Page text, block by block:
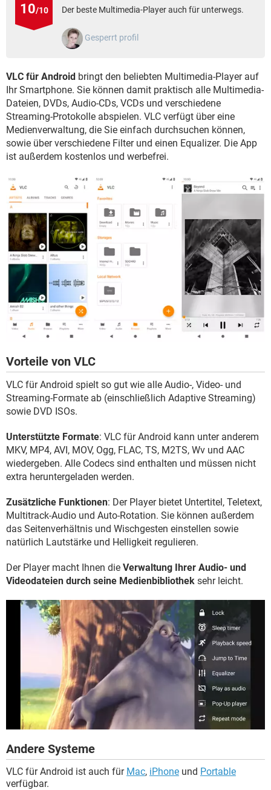
FACEBOOK
10/10 Der beste Multimedia-Player auch für unterwegs.
Gesperrt profil
VLC für Android bringt den beliebten Multimedia-Player auf
Ihr Smartphone. Sie können damit praktisch alle Multimedia-
Dateien, DVDs, Audio-CDs, VCDs und verschiedene
Streaming-Protokolle abspielen. VLC verfügt über eine
Medienverwaltung, die Sie einfach durchsuchen können,
sowie über verschiedene Filter und einen Equalizer. Die App
ist außerdem kostenlos und werbefrei.
Vorteile von VLC
VLC für Android spielt so gut wie alle Audio-, Video- und
Streaming-Formate ab (einschließlich Adaptive Streaming)
sowie DVD ISOs.
Unterstützte Formate: VLC für Android kann unter anderem
MKV, MP4, AVI, MOV, Ogg, FLAC, TS, M2TS, Wv und AAC
wiedergeben. Alle Codecs sind enthalten und müssen nicht
extra heruntergeladen werden.
Zusätzliche Funktionen: Der Player bietet Untertitel, Teletext,
Multitrack-Audio und Auto-Rotation. Sie können außerdem
das Seitenverhältnis und Wischgesten einstellen sowie
natürlich Lautstärke und Helligkeit regulieren.
Der Player macht Ihnen die Verwaltung Ihrer Audio- und
Videodateien durch seine Medienbibliothek sehr leicht.
Andere Systeme
VLC für Android ist auch für Mac, iPhone und Portable
verfügbar.